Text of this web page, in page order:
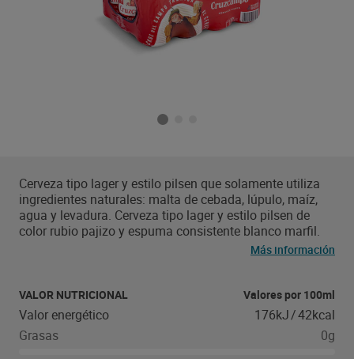
Cerveza tipo lager y estilo pilsen que solamente utiliza
ingredientes naturales: malta de cebada, lúpulo, maíz,
agua y levadura. Cerveza tipo lager y estilo pilsen de
color rubio pajizo y espuma consistente blanco marfil.
Su ligero aroma frutal a manzana madura destaca sobre
ligero y un final amargo refrescante. Temperatura de
servicio: 0-3ºC Perfecta para acompañar la cocina como
pueden ser aperitivos, pinchos y tapas. También puede
acompañar ensaladas, escabeches, salazones, carnes
Más información
VALOR NUTRICIONAL Valores por 100ml
Valor energético 176kJ/42kcal
Grasas
0g